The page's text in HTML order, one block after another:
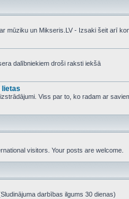
mūziku un Mikseris.LV - Izsaki šeit arī
dalībniekiem droši raksti iekšā
lietas
Viss par to, ko radam ar
visitors. Your posts are welcome.
darbības ilgums 30 dienas)